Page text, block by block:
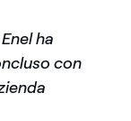
ha
con